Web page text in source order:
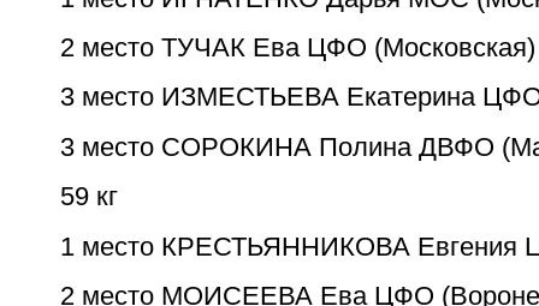
2 место ТУЧАК Ева ЦФО (Московская)
3 место ИЗМЕСТЬЕВА Екатерина
3 место СОРОКИНА Полина ДВФО
59 кг
1 место КРЕСТЬЯННИКОВА Евгения
2 место МОИСЕЕВА Ева ЦФО